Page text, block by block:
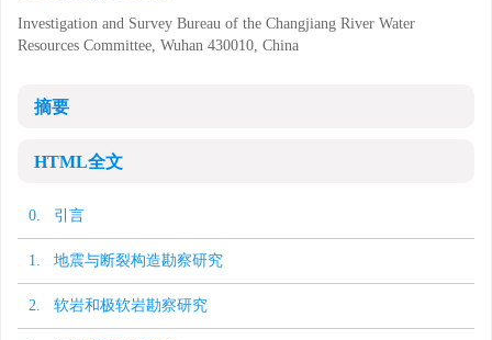
Investigation and Survey Bureau of the Changjiang River Water
Resources Committee, Wuhan 430010, China
摘要
HTML全文
0. 引言
1. 地震与断裂构造勘察研究
2. 软岩和极软岩勘察研究